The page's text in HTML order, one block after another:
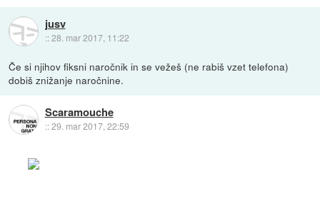
jusv
::28. mar 2017, 11:22
Če si njihov fiksni naročnik in se vežeš (ne rabiš vzet telefona)
dobiš znižanje naročnine.
Scaramouche
::29. mar 2017, 22:59